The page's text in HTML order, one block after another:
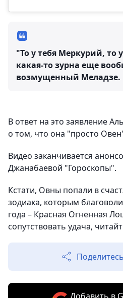
"То у тебя Меркурий, то
какая-то зурна еще
возмущенный Меладзе.
В ответ на это заявление
о том, что она "просто
Видео заканчивается
Джанабаевой "Гороскопы".
Кстати, Овны попали в
зодиака, которым
года – Красная Огненная
сопутствовать удача,